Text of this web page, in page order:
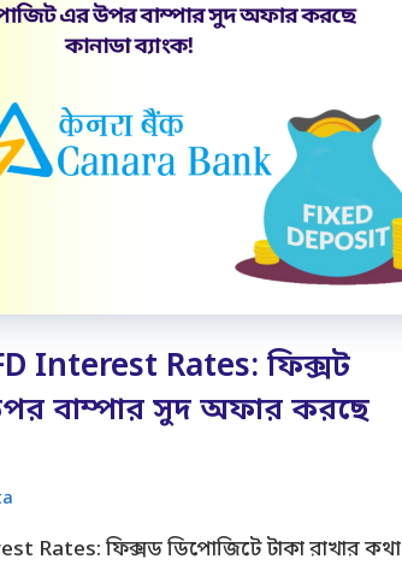
Interest Rates: ফিক্সট
বাম্পার সুদ অফার করছে
Rates: ফিক্সড ডিপোজিটে টাকা রাখার কথা